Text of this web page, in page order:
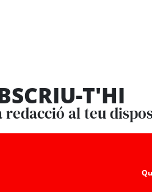
T'HI
redacció al teu